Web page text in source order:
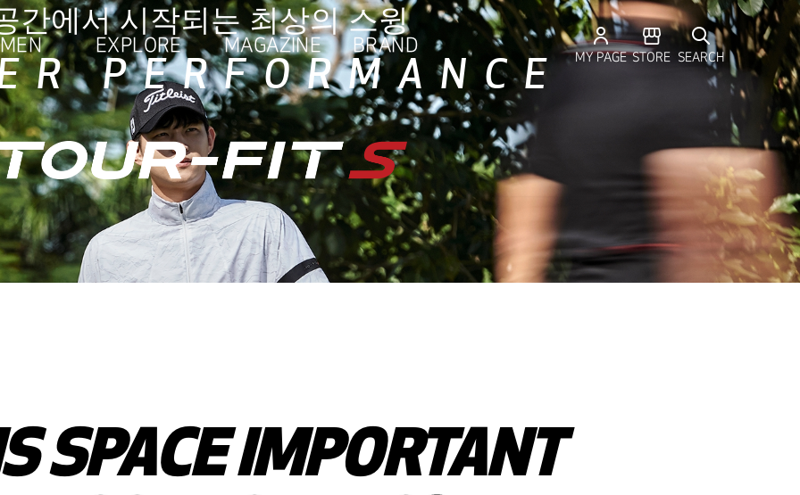
EXPLORE MAGAZINE BRAND
MY PAGE STORE SEARCH
LOOK-BOOK
EVENT
PLAYERS
NEWS
간에서 시작되는 최상의 스윙
PERFORMANCE
SPACE IMPORTANT